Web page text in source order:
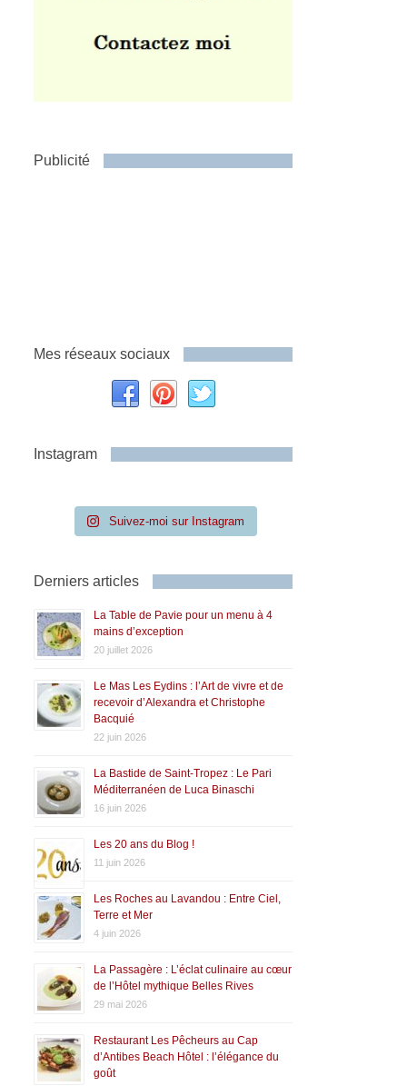
Publicité
Mes réseaux sociaux
Instagram
Suivez-moi sur Instagram
Derniers articles
La Table de Pavie pour un menu à 4
mains d’exception
20 juillet 2026
Le Mas Les Eydins : l’Art de vivre et de
recevoir d’Alexandra et Christophe
Bacquié
22 juin 2026
La Bastide de Saint-Tropez : Le Pari
Méditerranéen de Luca Binaschi
16 juin 2026
Les 20 ans du Blog !
11 juin 2026
Les Roches au Lavandou : Entre Ciel,
Terre et Mer
4 juin 2026
La Passagère : L’éclat culinaire au cœur
de l’Hôtel mythique Belles Rives
29 mai 2026
Restaurant Les Pêcheurs au Cap
d’Antibes Beach Hôtel : l’élégance du
goût